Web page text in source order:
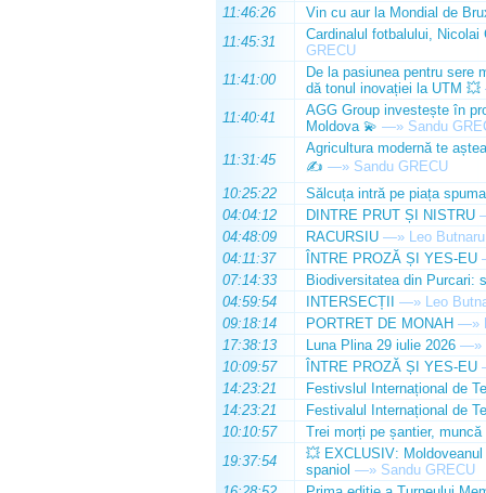
11:46:26
Vin cu aur la Mondial de
11:45:31
Cardinalul fotbalului,
GRECU
11:41:00
De la pasiunea pentru sere
dă tonul inovației la UTM 💥
11:40:41
AGG Group investește în
Moldova 💫 —» Sandu
11:31:45
Agricultura modernă te
✍️ —» Sandu GRECU
10:25:22
Sălcuța intră pe piața
04:04:12
DINTRE PRUT ȘI NISTRU
04:48:09
RACURSIU —»
Leo Butnaru
04:11:37
ÎNTRE PROZĂ ȘI YES-EU
07:14:33
Biodiversitatea din Purcari:
04:59:54
INTERSECȚII —»
Leo
09:18:14
PORTRET DE MONAH —»
17:38:13
Luna Plina 29 iulie 2026 —»
10:09:57
ÎNTRE PROZĂ ȘI YES-EU
14:23:21
Festivslul Internațional de
14:23:21
Festivalul Internațional de
10:10:57
Trei morți pe șantier, muncă
19:37:54
💥 EXCLUSIV:
spaniol —» Sandu GRECU